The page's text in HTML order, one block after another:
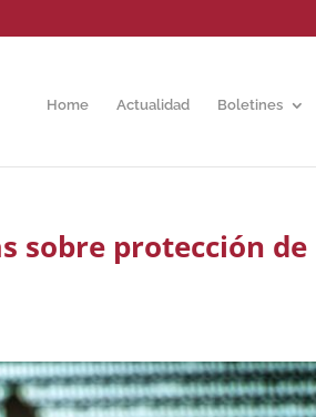
Home Actualidad Boletines
sobre protección de